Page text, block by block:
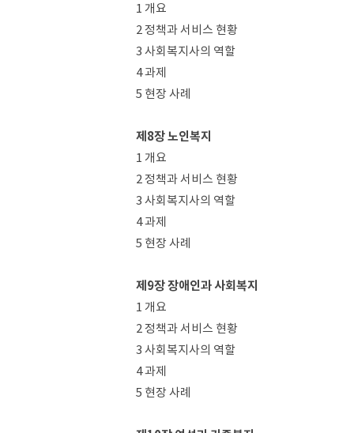
1 개요
2 정책과 서비스 현황
3 사회복지사의 역할
4 과제
5 현장 사례
제8장 노인복지
1 개요
2 정책과 서비스 현황
3 사회복지사의 역할
4 과제
5 현장 사례
제9장 장애인과 사회복지
1 개요
2 정책과 서비스 현황
3 사회복지사의 역할
4 과제
5 현장 사례